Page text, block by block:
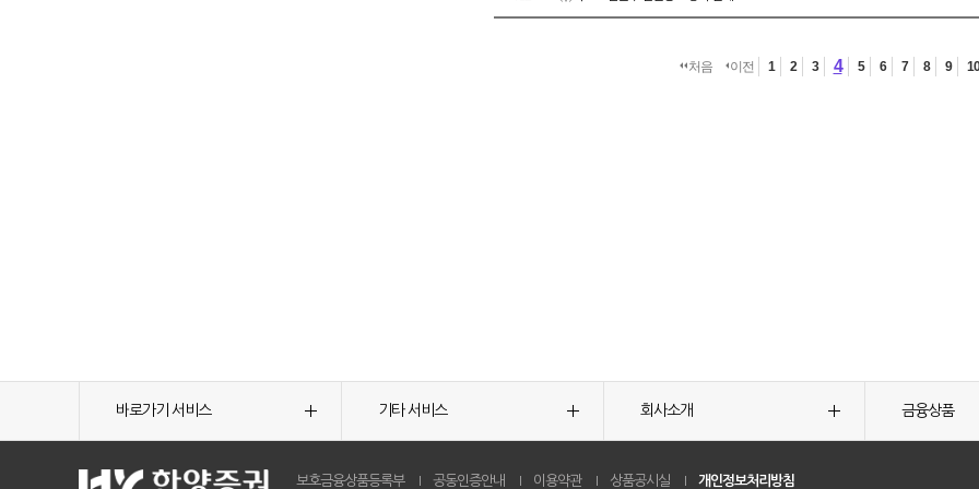
처음 이전 1 2 3 4 5 6 7 8 9 10
바로가기 서비스 기타 서비스 회사소개 금융상품
보호금융상품등록부 공동인증안내 이용약관 상품공시실 개인정보처리방침